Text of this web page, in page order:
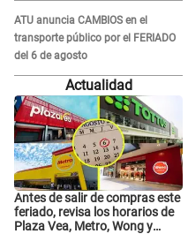
ATU anuncia CAMBIOS en el
transporte público por el FERIADO
del 6 de agosto
Actualidad
Antes de salir de compras este
feriado, revisa los horarios de
Plaza Vea, Metro, Wong y